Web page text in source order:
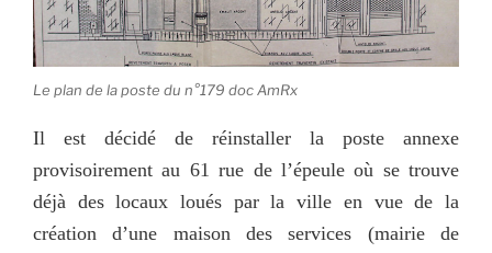
Le plan de la poste du n°179 doc AmRx
Il est décidé de réinstaller la poste annexe
provisoirement au 61 rue de l’épeule où se trouve
déjà des locaux loués par la ville en vue de la
création d’une maison des services (mairie de